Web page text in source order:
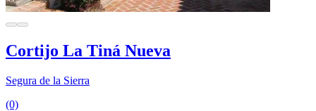
Cortijo La Tiná Nueva
Segura de la Sierra
(0)